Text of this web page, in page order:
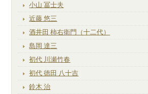
小山 冨士夫
近藤 悠三
酒井田 柿右衛門（十二代）
島岡 達三
初代 川瀬竹春
初代 徳田 八十吉
鈴木 治